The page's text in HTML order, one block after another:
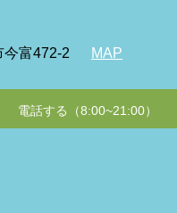
今富472-2
MAP
電話する（8:00~21:00）